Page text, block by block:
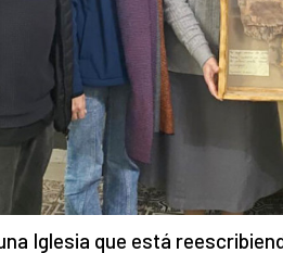
Iglesia que está